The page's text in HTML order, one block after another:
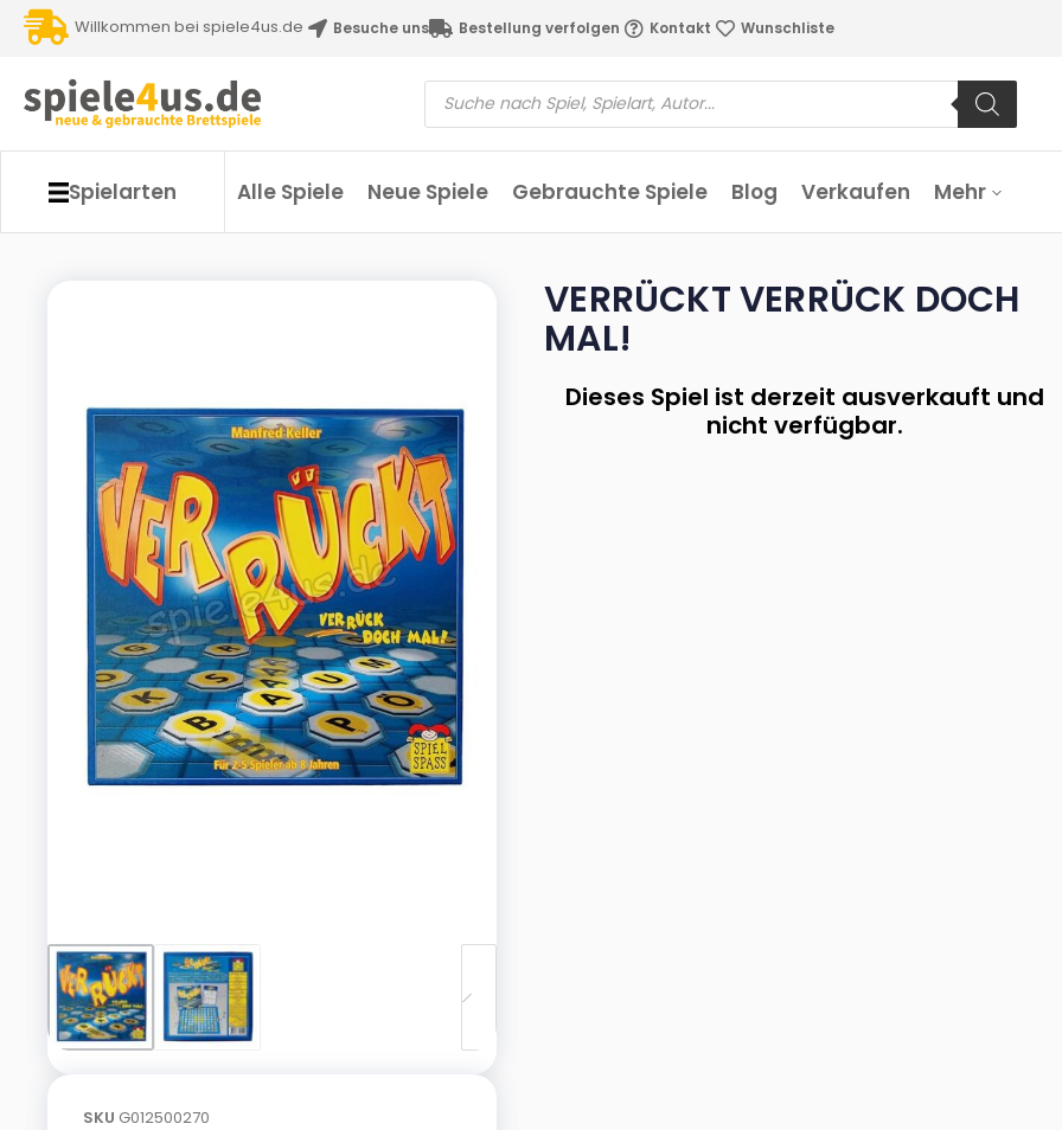
Willkommen bei spiele4us.de Besuche uns Bestellung verfolgen Kontakt Wunschliste
Spielarten Alle Spiele Neue Spiele Gebrauchte Spiele Blog Verkaufen Mehr
SKU G012500270
VERRÜCKT VERRÜCK DOCH
MAL!
Dieses Spiel ist derzeit ausverkauft und
nicht verfügbar.